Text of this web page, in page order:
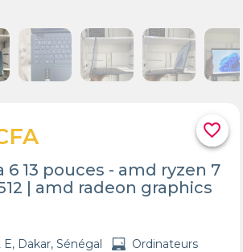
favorite_border
6 13 pouces - amd ryzen 7
| amd radeon graphics
E, Dakar, Sénégal Ordinateurs